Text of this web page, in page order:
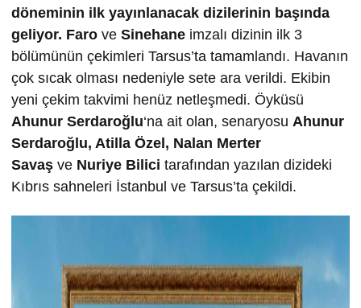
döneminin ilk yayınlanacak dizilerinin başında
geliyor. Faro ve Sinehane imzalı dizinin ilk 3
bölümünün çekimleri Tarsus’ta tamamlandı. Havanın
çok sıcak olması nedeniyle sete ara verildi. Ekibin
yeni çekim takvimi henüz netleşmedi. Öyküsü
Ahunur Serdaroğlu‘na ait olan, senaryosu Ahunur
Serdaroğlu, Atilla Özel, Nalan Merter
Savaş ve Nuriye Bilici tarafından yazılan dizideki
Kıbrıs sahneleri İstanbul ve Tarsus’ta çekildi.